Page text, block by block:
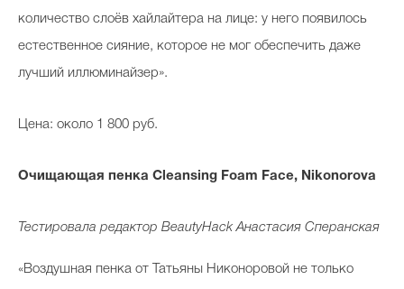
количество слоёв хайлайтера на лице: у него появилось
естественное сияние, которое не мог обеспечить даже
лучший иллюминайзер».
Цена: около 1 800 руб.
Очищающая пенка Cleansing Foam Face, Nikonorova
Тестировала редактор BeautyHack Анастасия Сперанская
«Воздушная пенка от Татьяны Никоноровой не только